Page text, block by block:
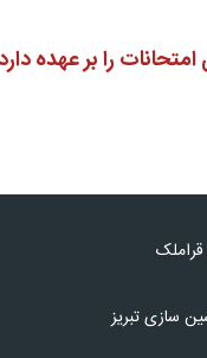
را بر عهده دارد.
سازی تبریز